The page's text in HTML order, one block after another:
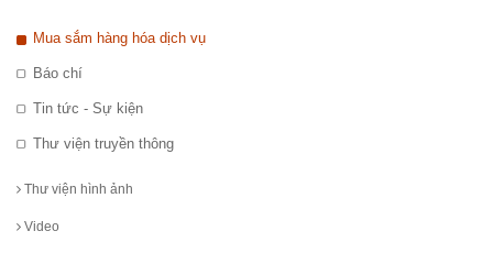
Mua sắm hàng hóa dịch vụ
Báo chí
Tin tức - Sự kiện
Thư viện truyền thông
Thư viện hình ảnh
Video